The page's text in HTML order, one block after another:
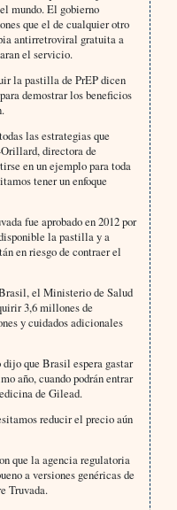
mundo. El gobierno
que el de cualquier otro
antirretroviral gratuita a
el servicio.
la pastilla de PrEP dicen
demostrar los beneficios
las estrategias que
directora de
en un ejemplo para toda
tener un enfoque
fue aprobado en 2012 por
la pastilla y a
en riesgo de contraer el
el Ministerio de Salud
3,6 millones de
y cuidados adicionales
que Brasil espera gastar
año, cuando podrán entrar
de Gilead.
reducir el precio aún
que la agencia regulatoria
a versiones genéricas de
Truvada.